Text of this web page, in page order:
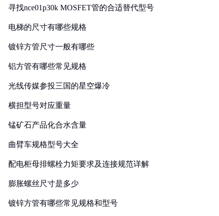
寻找nce01p30k MOSFET管的合适替代型号
电梯的尺寸有哪些规格
镀锌方管尺寸一般有哪些
铝方管有哪些常见规格
光线传媒参投三国的星空爆冷
横担型号对应重量
锰矿石产品化合水含量
曲臂车规格型号大全
配电柜母排螺栓力矩要求及连接规范详解
膨胀螺丝尺寸是多少
镀锌方管有哪些常见规格和型号